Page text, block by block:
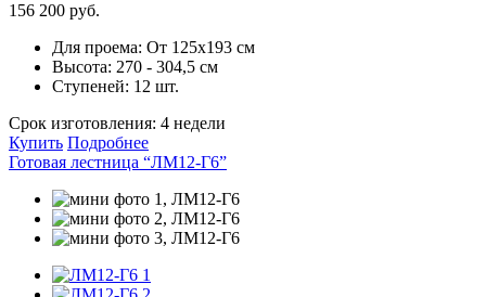
156 200 руб.
Для проема: От 125х193 см
Высота: 270 - 304,5 см
Ступеней: 12 шт.
Срок изготовления: 4 недели
Купить Подробнее
Готовая лестница “ЛМ12-Г6”